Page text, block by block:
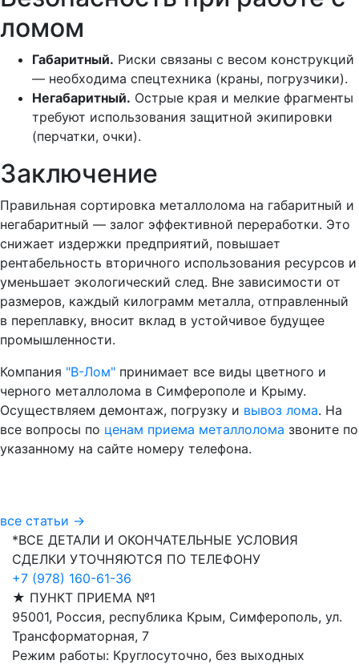
ломом
Габаритный. Риски связаны с весом конструкций
— необходима спецтехника (краны, погрузчики).
Негабаритный. Острые края и мелкие фрагменты
требуют использования защитной экипировки
(перчатки, очки).
Заключение
Правильная сортировка металлолома на габаритный и
негабаритный — залог эффективной переработки. Это
снижает издержки предприятий, повышает
рентабельность вторичного использования ресурсов и
уменьшает экологический след. Вне зависимости от
размеров, каждый килограмм металла, отправленный
в переплавку, вносит вклад в устойчивое будущее
промышленности.
Компания "В-Лом" принимает все виды цветного и
черного металлолома в Симферополе и Крыму.
Осуществляем демонтаж, погрузку и вывоз лома. На
все вопросы по ценам приема металлолома звоните по
указанному на сайте номеру телефона.
все статьи →
*ВСЕ ДЕТАЛИ И ОКОНЧАТЕЛЬНЫЕ УСЛОВИЯ
СДЕЛКИ УТОЧНЯЮТСЯ ПО ТЕЛЕФОНУ
+7 (978) 160-61-36
★ ПУНКТ ПРИЕМА №1
95001, Россия, республика Крым, Симферополь, ул.
Трансформаторная, 7
Режим работы: Круглосуточно, без выходных